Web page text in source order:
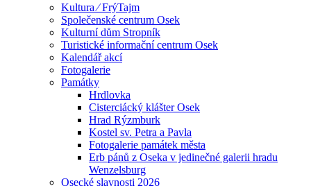
Kultura ⁄ FrýTajm
Společenské centrum Osek
Kulturní dům Stropník
Turistické informační centrum Osek
Kalendář akcí
Fotogalerie
Památky
Hrdlovka
Cisterciácký klášter Osek
Hrad Rýzmburk
Kostel sv. Petra a Pavla
Fotogalerie památek města
Erb pánů z Oseka v jedinečné galerii hradu
Wenzelsburg
Osecké slavnosti 2026